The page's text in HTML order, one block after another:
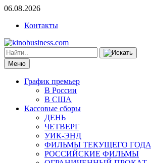
06.08.2026
Контакты
Меню
График премьер
В России
В США
Кассовые сборы
ДЕНЬ
ЧЕТВЕРГ
УИК-ЭНД
ФИЛЬМЫ ТЕКУЩЕГО ГОДА
РОССИЙСКИЕ ФИЛЬМЫ